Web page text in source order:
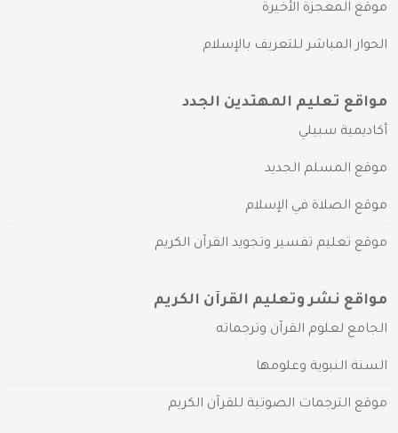
موقع المعجزة الأخيرة
الحوار المباشر للتعريف بالإسلام
مواقع تعليم المهتدين الجدد
أكاديمية سبيلي
موقع المسلم الجديد
موقع الصلاة في الإسلام
موقع تعليم تفسير وتجويد القرآن الكريم
مواقع نشر وتعليم القرآن الكريم
الجامع لعلوم القرآن وترجماته
السنة النبوية وعلومها
موقع الترجمات الصوتية للقرآن الكريم